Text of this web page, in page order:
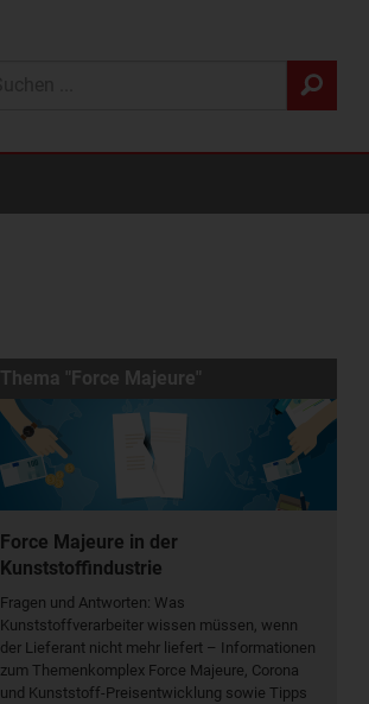
Thema "Force Majeure"
Force Majeure in der
Kunststoffindustrie
Fragen und Antworten: Was
Kunst­stoff­verarbeiter wissen müssen, wenn
der Lieferant nicht mehr liefert – Informationen
zum Themenkomplex Force Majeure, Corona
und Kunststoff-Preisentwicklung sowie Tipps